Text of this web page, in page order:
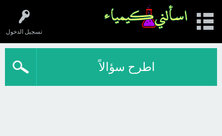
تسجيل الدخول
اطرح سؤالاً